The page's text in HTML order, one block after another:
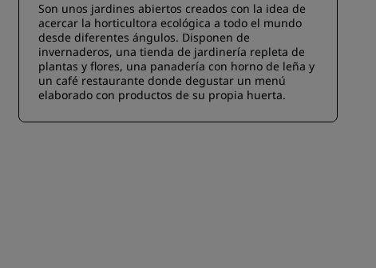
Son unos jardines abiertos creados con la idea de
acercar la horticultora ecológica a todo el mundo
desde diferentes ángulos. Disponen de
invernaderos, una tienda de jardinería repleta de
plantas y flores, una panadería con horno de leña y
un café restaurante donde degustar un menú
elaborado con productos de su propia huerta.